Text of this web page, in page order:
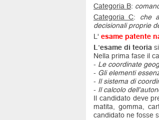
Categoria B:
Categoria C: che
decisionali proprie
L' esame patente
L’esame di teoria
Nella prima fase il
- Le coordinate
- Gli elementi
- Il sistema di
- Il calcolo
Il candidato deve
matita, gomma,
candidato ne fosse